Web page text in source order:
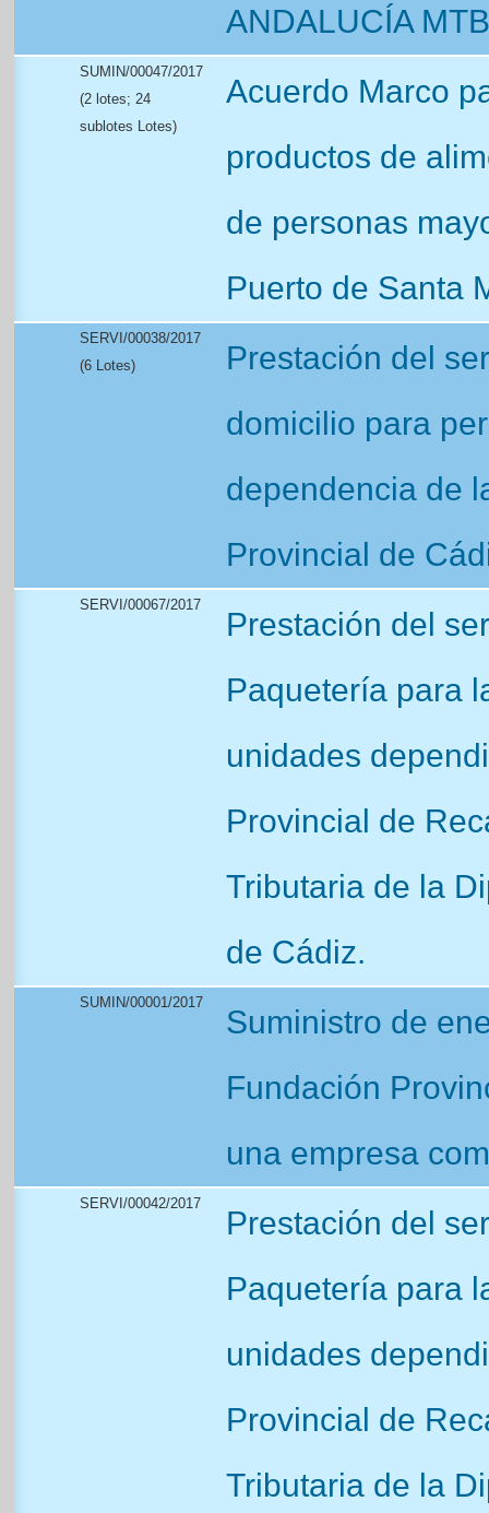
ANDALUCÍA
SUMIN/00047/2017
(2 lotes; 24
sublotes Lotes)
Acuerdo Marco
productos de
de personas
Puerto de Santa
SERVI/00038/2017
(6 Lotes)
Prestación del
domicilio para
dependencia de
Provincial de
SERVI/00067/2017
Prestación del
Paquetería para
unidades
Provincial de
Tributaria de la
de Cádiz.
SUMIN/00001/2017
Suministro de
Fundación
una empresa
SERVI/00042/2017
Prestación del
Paquetería para
unidades
Provincial de
Tributaria de la